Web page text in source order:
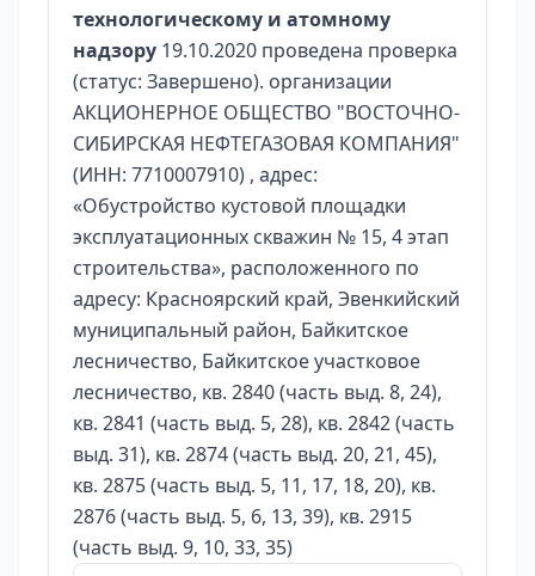
технологическому и атомному
надзору 19.10.2020 проведена проверка
(статус: Завершено). организации
АКЦИОНЕРНОЕ ОБЩЕСТВО "ВОСТОЧНО-
СИБИРСКАЯ НЕФТЕГАЗОВАЯ КОМПАНИЯ"
(ИНН: 7710007910) , адрес:
«Обустройство кустовой площадки
эксплуатационных скважин № 15, 4 этап
строительства», расположенного по
адресу: Красноярский край, Эвенкийский
муниципальный район, Байкитское
лесничество, Байкитское участковое
лесничество, кв. 2840 (часть выд. 8, 24),
кв. 2841 (часть выд. 5, 28), кв. 2842 (часть
выд. 31), кв. 2874 (часть выд. 20, 21, 45),
кв. 2875 (часть выд. 5, 11, 17, 18, 20), кв.
2876 (часть выд. 5, 6, 13, 39), кв. 2915
(часть выд. 9, 10, 33, 35)